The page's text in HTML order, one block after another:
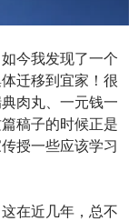
今我发现了一个
迁移到宜家！很
肉丸、一元钱一
稿子的时候正是
授一些应该学习
在近几年，总不